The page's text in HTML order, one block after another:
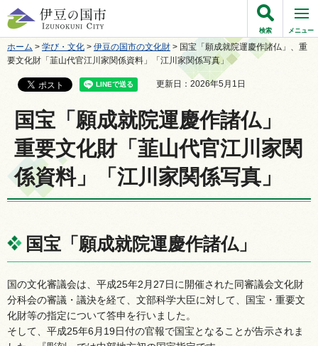
伊豆の国市
検索 メニュー
ホーム > 学び・文化 > 伊豆の国市の文化財 > 国宝「願成就院運慶作諸仏」、重
要文化財「韮山代官江川家関係資料」「江川家関係写真」
更新日：2026年5月1日
国宝「願成就院運慶作諸仏」
重要文化財「韮山代官江川家関
係資料」「江川家関係写真」
国宝「願成就院運慶作諸仏」
国の文化審議会は、平成25年2月27日に開催された同審議会文化財
分科会の審議・議決を経て、文部科学大臣に対して、国宝・重要文
化財等の指定について答申を行いました。
そして、平成25年6月19日付の官報で国宝となることが告示されま